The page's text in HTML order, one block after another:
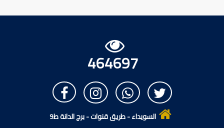
464697
السويداء - طريق قنوات - برج الدانة ط9